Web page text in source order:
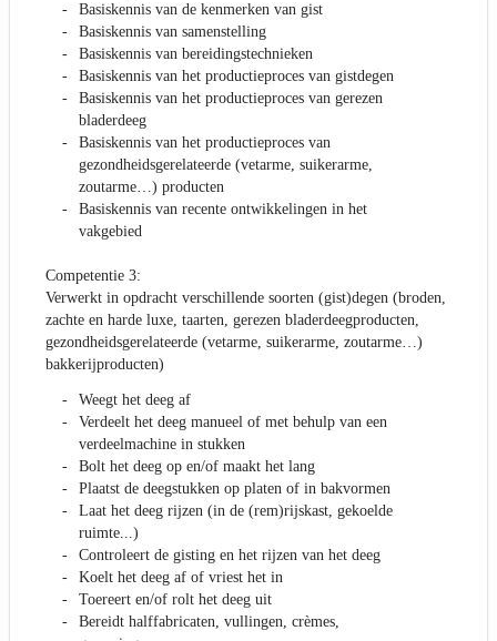
Basiskennis van de kenmerken van gist
Basiskennis van samenstelling
Basiskennis van bereidingstechnieken
Basiskennis van het productieproces van gistdegen
Basiskennis van het productieproces van gerezen
bladerdeeg
Basiskennis van het productieproces van
gezondheidsgerelateerde (vetarme, suikerarme,
zoutarme…) producten
Basiskennis van recente ontwikkelingen in het
vakgebied
Competentie 3:
Verwerkt in opdracht verschillende soorten (gist)degen (broden,
zachte en harde luxe, taarten, gerezen bladerdeegproducten,
gezondheidsgerelateerde (vetarme, suikerarme, zoutarme…)
bakkerijproducten)
Weegt het deeg af
Verdeelt het deeg manueel of met behulp van een
verdeelmachine in stukken
Bolt het deeg op en/of maakt het lang
Plaatst de deegstukken op platen of in bakvormen
Laat het deeg rijzen (in de (rem)rijskast, gekoelde
ruimte...)
Controleert de gisting en het rijzen van het deeg
Koelt het deeg af of vriest het in
Toereert en/of rolt het deeg uit
Bereidt halffabricaten, vullingen, crèmes,